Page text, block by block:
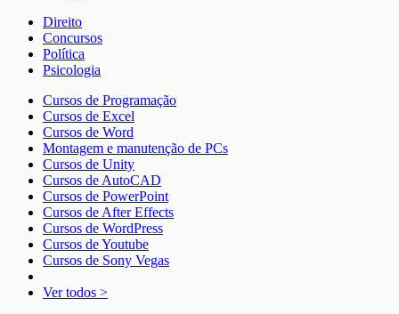
Direito
Concursos
Política
Psicologia
Cursos de Programação
Cursos de Excel
Cursos de Word
Montagem e manutenção de PCs
Cursos de Unity
Cursos de AutoCAD
Cursos de PowerPoint
Cursos de After Effects
Cursos de WordPress
Cursos de Youtube
Cursos de Sony Vegas
Ver todos >